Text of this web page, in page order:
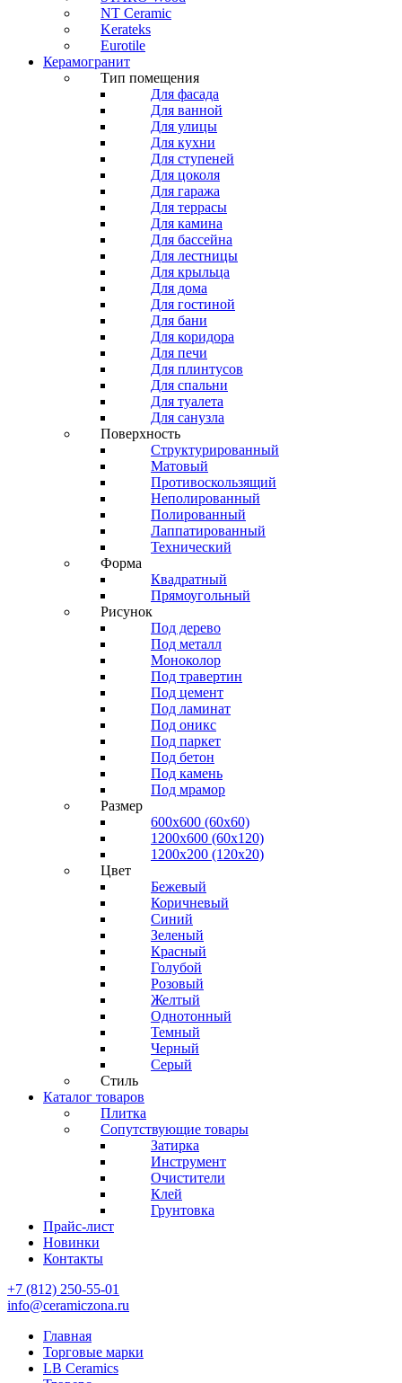
NT Ceramic
Kerateks
Eurotile
Керамогранит
Тип помещения
Для фасада
Для ванной
Для улицы
Для кухни
Для ступеней
Для цоколя
Для гаража
Для террасы
Для камина
Для бассейна
Для лестницы
Для крыльца
Для дома
Для гостиной
Для бани
Для коридора
Для печи
Для плинтусов
Для спальни
Для туалета
Для санузла
Поверхность
Структурированный
Матовый
Противоскользящий
Неполированный
Полированный
Лаппатированный
Технический
Форма
Квадратный
Прямоугольный
Рисунок
Под дерево
Под металл
Моноколор
Под травертин
Под цемент
Под ламинат
Под оникс
Под паркет
Под бетон
Под камень
Под мрамор
Размер
600х600 (60х60)
1200х600 (60х120)
1200х200 (120x20)
Цвет
Бежевый
Коричневый
Синий
Зеленый
Красный
Голубой
Розовый
Желтый
Однотонный
Темный
Черный
Серый
Стиль
Каталог товаров
Плитка
Сопутствующие товары
Затирка
Инструмент
Очистители
Клей
Грунтовка
Прайс-лист
Новинки
Контакты
+7 (812) 250-55-01
info@ceramiczona.ru
Главная
Торговые марки
LB Ceramics